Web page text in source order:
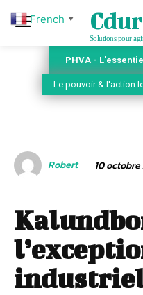
Solutions pour
PHVA -
Le pouvoir & l'action
Robert 10
French ▼